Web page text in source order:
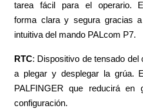
tarea fácil para el operario.
forma clara y segura gracias
intuitiva del mando PALcom P7.
RTC: Dispositivo de tensado del
a plegar y desplegar la grúa.
PALFINGER que reducirá en
configuración.